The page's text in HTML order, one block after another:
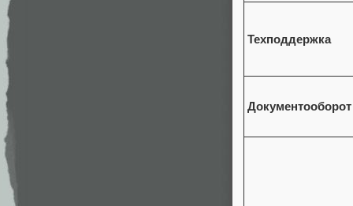
Техподдержка
Документооборот